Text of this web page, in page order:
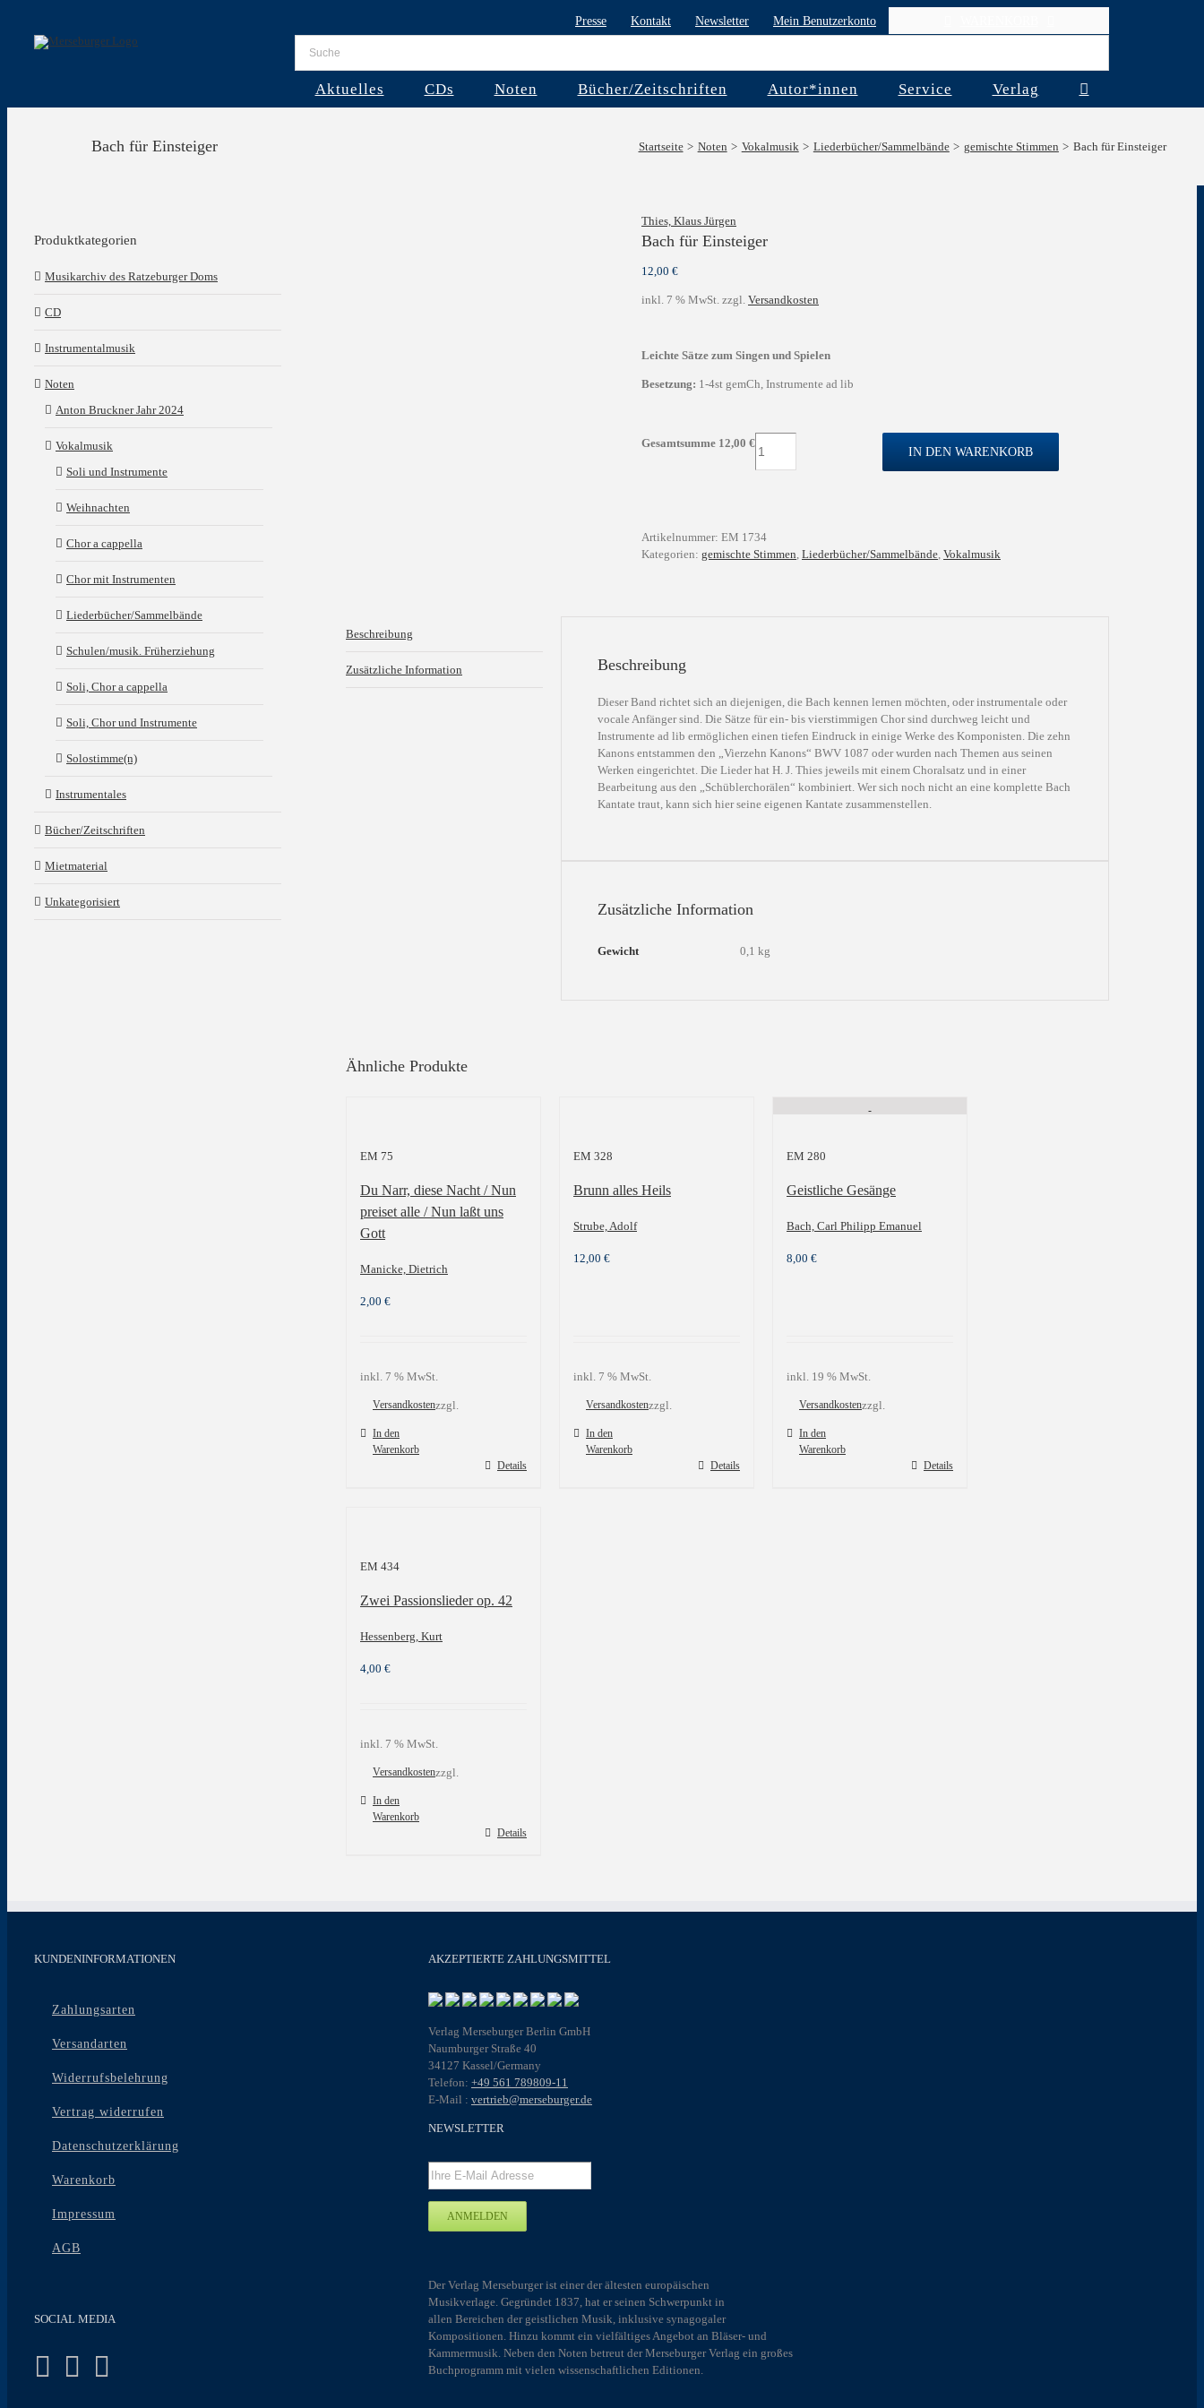
content
Presse Kontakt Newsletter Mein Benutzerkonto
Aktuelles CDs Noten Bücher/Zeitschriften Autor*innen Service Verlag
Bach für Einsteiger Startseite Noten Vokalmusik Liederbücher/Sammelbände gemischte Stimmen Bach für Einsteiger
Thies, Klaus Jürgen
Bach für Einsteiger
12,00 €
inkl. 7 % MwSt. zzgl. Versandkosten
Leichte Sätze zum Singen und Spielen
Besetzung: 1-4st gemCh, Instrumente ad lib
Gesamtsumme 12,00 €Bach
für
Einsteiger
IN DEN WARENKORB
Artikelnummer: EM 1734
Kategorien: gemischte Stimmen, Liederbücher/Sammelbände, Vokalmusik
Beschreibung
Zusätzliche Information Beschreibung
Dieser Band richtet sich an diejenigen, die Bach kennen lernen möchten, oder instrumentale oder
vocale Anfänger sind. Die Sätze für ein- bis vierstimmigen Chor sind durchweg leicht und
Instrumente ad lib ermöglichen einen tiefen Eindruck in einige Werke des Komponisten. Die zehn
Kanons entstammen den „Vierzehn Kanons“ BWV 1087 oder wurden nach Themen aus seinen
Werken eingerichtet. Die Lieder hat H. J. Thies jeweils mit einem Choralsatz und in einer
Bearbeitung aus den „Schüblerchorälen“ kombiniert. Wer sich noch nicht an eine komplette Bach
Kantate traut, kann sich hier seine eigenen Kantate zusammenstellen.
Zusätzliche Information
Gewicht 0,1 kg
Ähnliche Produkte
EM 75
Du Narr, diese Nacht / Nun
preiset alle / Nun laßt uns
Gott
Manicke, Dietrich
2,00 €
inkl. 7 % MwSt.
zzgl.
Versandkosten
In den
Warenkorb
Details
EM 328
Brunn alles Heils
Strube, Adolf
12,00 €
inkl. 7 % MwSt.
zzgl.
Versandkosten
In den
Warenkorb
Details
EM 280
Geistliche Gesänge
Bach, Carl Philipp Emanuel
8,00 €
inkl. 19 % MwSt.
zzgl.
Versandkosten
In den
Warenkorb
Details
EM 434
Zwei Passionslieder op. 42
Hessenberg, Kurt
4,00 €
inkl. 7 % MwSt.
zzgl.
Versandkosten
In den
Warenkorb
Details
Produktkategorien
Musikarchiv des Ratzeburger Doms
CD
Instrumentalmusik
Noten
Anton Bruckner Jahr 2024
Vokalmusik
Soli und Instrumente
Weihnachten
Chor a cappella
Chor mit Instrumenten
Liederbücher/Sammelbände
Schulen/musik. Früherziehung
Soli, Chor a cappella
Soli, Chor und Instrumente
Solostimme(n)
Instrumentales
Bücher/Zeitschriften
Mietmaterial
Unkategorisiert
KUNDENINFORMATIONEN
Zahlungsarten
Versandarten
Widerrufsbelehrung
Vertrag widerrufen
Datenschutzerklärung
Warenkorb
Impressum
AGB
SOCIAL MEDIA
AKZEPTIERTE ZAHLUNGSMITTEL
Verlag Merseburger Berlin GmbH
Naumburger Straße 40
34127 Kassel/Germany
Telefon: +49 561 789809-11
E-Mail : vertrieb@merseburger.de
NEWSLETTER
Der Verlag Merseburger ist einer der ältesten europäischen
Musikverlage. Gegründet 1837, hat er seinen Schwerpunkt in
allen Bereichen der geistlichen Musik, inklusive synagogaler
Kompositionen. Hinzu kommt ein vielfältiges Angebot an Bläser- und
Kammermusik. Neben den Noten betreut der Merseburger Verlag ein großes
Buchprogramm mit vielen wissenschaftlichen Editionen.